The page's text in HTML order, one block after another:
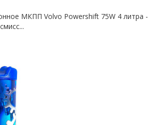
МКПП Volvo Powershift 75W 4 литра -